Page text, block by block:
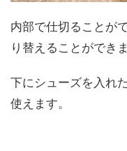
内部で仕切ることが
り替えることができま
下にシューズを入れ
使えます。